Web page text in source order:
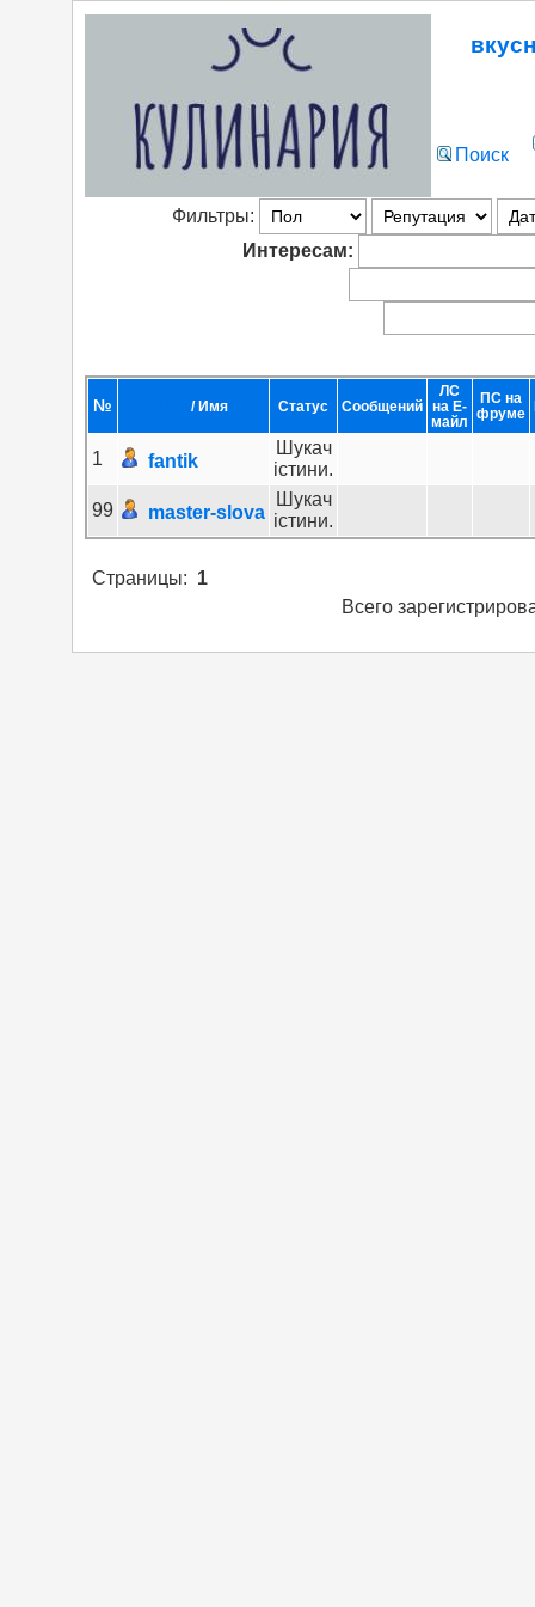
Поиск
Фильтры:
Интересам:
№ / Имя Статус Сообщений
ЛС
на Е-
майл
ПС на
фруме
1 fantik
Шукач
істини.
99
master-slova
Шукач
істини.
Страницы: 1
Всего